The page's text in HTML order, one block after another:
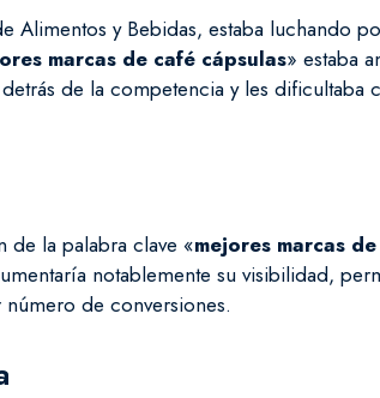
Alimentos y Bebidas, estaba luchando
marcas de café cápsulas» estaba
de la competencia y les dificultaba
de la palabra clave «mejores marcas
notablemente su visibilidad,
de conversiones.